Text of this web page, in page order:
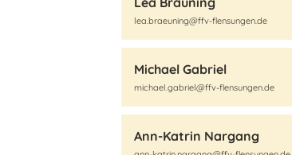
lea.braeuning@ffv-flensungen.de
Michael Gabriel
michael.gabriel@ffv-flensungen.de
Ann-Katrin Nargang